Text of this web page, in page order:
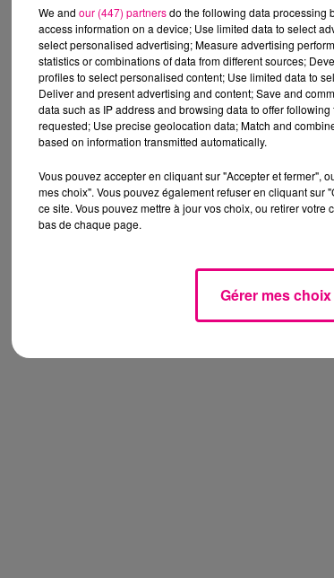
We and our (447) partnersdo the following data processing
access information on a device; Use limited data to select
select personalised advertising; Measure advertising
statistics or combinations of data from different sources;
profiles to select personalised content; Use limited data to
Deliver and present advertising and content; Save and
data such as IP address and browsing data to offer
requested; Use precise geolocation data; Match and
based on information transmitted automatically.
Vous pouvez accepter en cliquant sur "Accepter et fermer",
mes choix". Vous pouvez également refuser en cliquant
ce site. Vous pouvez mettre à jour vos choix, ou retirer
bas de chaque page.
Gérer mes choix